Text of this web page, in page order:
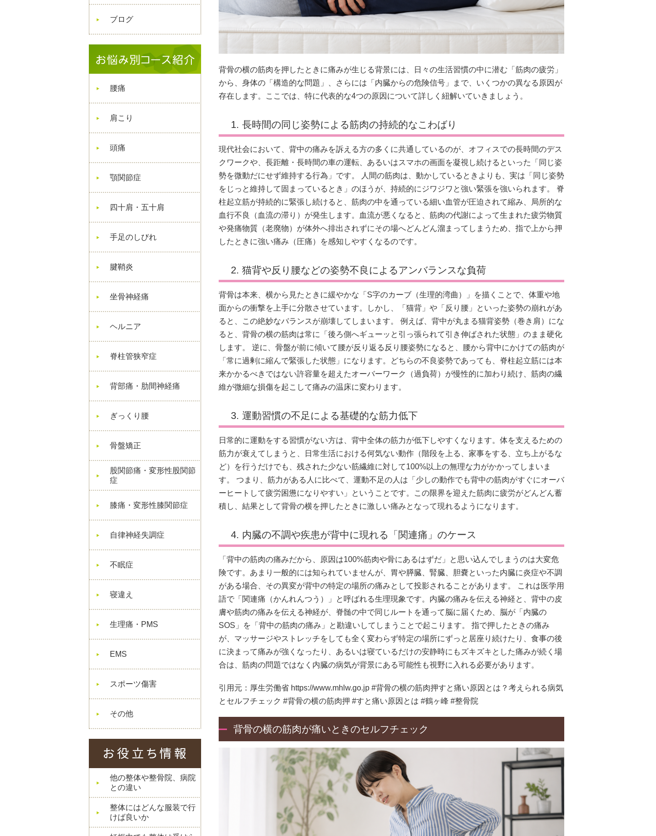
ブログ
腰痛
肩こり
頭痛
顎関節症
四十肩・五十肩
手足のしびれ
腱鞘炎
坐骨神経痛
ヘルニア
脊柱管狭窄症
背部痛・肋間神経痛
ぎっくり腰
骨盤矯正
股関節痛・変形性股関節
症
膝痛・変形性膝関節症
自律神経失調症
不眠症
寝違え
生理痛・PMS
EMS
スポーツ傷害
その他
他の整体や整骨院、病院
との違い
整体にはどんな服装で行
けば良いか
背骨の横の筋肉を押したときに痛みが生じる背景には、日々の生活習慣の中に潜む「筋肉の疲労」
から、身体の「構造的な問題」、さらには「内臓からの危険信号」まで、いくつかの異なる原因が
存在します。ここでは、特に代表的な4つの原因について詳しく紐解いていきましょう。
1. 長時間の同じ姿勢による筋肉の持続的なこわばり
現代社会において、背中の痛みを訴える方の多くに共通しているのが、オフィスでの長時間のデス
クワークや、長距離・長時間の車の運転、あるいはスマホの画面を凝視し続けるといった「同じ姿
勢を微動だにせず維持する行為」です。 人間の筋肉は、動かしているときよりも、実は「同じ姿勢
をじっと維持して固まっているとき」のほうが、持続的にジワジワと強い緊張を強いられます。 脊
柱起立筋が持続的に緊張し続けると、筋肉の中を通っている細い血管が圧迫されて縮み、局所的な
血行不良（血流の滞り）が発生します。血流が悪くなると、筋肉の代謝によって生まれた疲労物質
や発痛物質（老廃物）が体外へ排出されずにその場へどんどん溜まってしまうため、指で上から押
したときに強い痛み（圧痛）を感知しやすくなるのです。
2. 猫背や反り腰などの姿勢不良によるアンバランスな負荷
背骨は本来、横から見たときに緩やかな「S字のカーブ（生理的湾曲）」を描くことで、体重や地
面からの衝撃を上手に分散させています。しかし、「猫背」や「反り腰」といった姿勢の崩れがあ
ると、この絶妙なバランスが崩壊してしまいます。 例えば、背中が丸まる猫背姿勢（巻き肩）にな
ると、背骨の横の筋肉は常に「後ろ側へギューッと引っ張られて引き伸ばされた状態」のまま硬化
します。 逆に、骨盤が前に傾いて腰が反り返る反り腰姿勢になると、腰から背中にかけての筋肉が
「常に過剰に縮んで緊張した状態」になります。どちらの不良姿勢であっても、脊柱起立筋には本
来かかるべきではない許容量を超えたオーバーワーク（過負荷）が慢性的に加わり続け、筋肉の繊
維が微細な損傷を起こして痛みの温床に変わります。
3. 運動習慣の不足による基礎的な筋力低下
日常的に運動をする習慣がない方は、背中全体の筋力が低下しやすくなります。体を支えるための
筋力が衰えてしまうと、日常生活における何気ない動作（階段を上る、家事をする、立ち上がるな
ど）を行うだけでも、残された少ない筋繊維に対して100%以上の無理な力がかかってしまいま
す。 つまり、筋力がある人に比べて、運動不足の人は「少しの動作でも背中の筋肉がすぐにオーバ
ーヒートして疲労困憊になりやすい」ということです。この限界を迎えた筋肉に疲労がどんどん蓄
積し、結果として背骨の横を押したときに激しい痛みとなって現れるようになります。
4. 内臓の不調や疾患が背中に現れる「関連痛」のケース
「背中の筋肉の痛みだから、原因は100%筋肉や骨にあるはずだ」と思い込んでしまうのは大変危
険です。あまり一般的には知られていませんが、胃や膵臓、腎臓、胆嚢といった内臓に炎症や不調
がある場合、その異変が背中の特定の場所の痛みとして投影されることがあります。 これは医学用
語で「関連痛（かんれんつう）」と呼ばれる生理現象です。内臓の痛みを伝える神経と、背中の皮
膚や筋肉の痛みを伝える神経が、脊髄の中で同じルートを通って脳に届くため、脳が「内臓の
SOS」を「背中の筋肉の痛み」と勘違いしてしまうことで起こります。 指で押したときの痛み
が、マッサージやストレッチをしても全く変わらず特定の場所にずっと居座り続けたり、食事の後
に決まって痛みが強くなったり、あるいは寝ているだけの安静時にもズキズキとした痛みが続く場
合は、筋肉の問題ではなく内臓の病気が背景にある可能性も視野に入れる必要があります。
引用元：厚生労働省 https://www.mhlw.go.jp #背骨の横の筋肉押すと痛い原因とは？考えられる病気
とセルフチェック #背骨の横の筋肉押 #すと痛い原因とは #鶴ヶ峰 #整骨院
背骨の横の筋肉が痛いときのセルフチェック